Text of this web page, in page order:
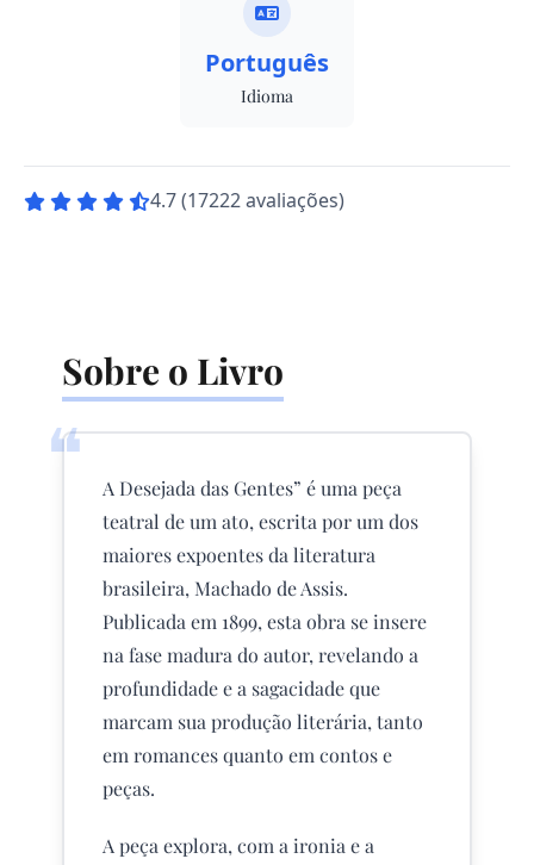
Português
Idioma
4.7 (17222 avaliações)
Sobre o Livro
❝
A Desejada das Gentes” é uma peça
teatral de um ato, escrita por um dos
maiores expoentes da literatura
brasileira, Machado de Assis.
Publicada em 1899, esta obra se insere
na fase madura do autor, revelando a
profundidade e a sagacidade que
marcam sua produção literária, tanto
em romances quanto em contos e
peças.
A peça explora, com a ironia e a